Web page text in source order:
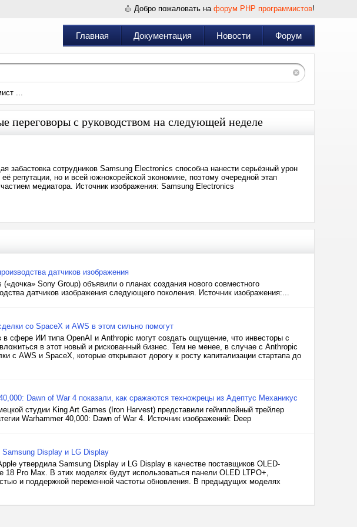
Добро пожаловать на форум PHP программистов!
Главная Документация Новости Форум
...
переговоры с руководством на следующей неделе
забастовка сотрудников Samsung Electronics способна нанести серьёзный урон
репутации, но и всей южнокорейской экономике, поэтому очередной этап
медиатора. Источник изображения: Samsung Electronics
датчиков изображения
Sony Group) объявили о планах создания нового совместного
датчиков изображения следующего поколения. Источник изображения:...
со SpaceX и AWS в этом сильно помогут
в сфере ИИ типа OpenAI и Anthropic могут создать ощущение, что инвесторы с
в этот новый и рискованный бизнес. Тем не менее, в случае с Anthropic
с AWS и SpaceX, которые открывают дорогу к росту капитализации стартапа до
Dawn of War 4 показали, как сражаются техножрецы из Адептус Механикус
студии King Art Games (Iron Harvest) представили геймплейный трейлер
Warhammer 40,000: Dawn of War 4. Источник изображений: Deep
Display и LG Display
утвердила Samsung Display и LG Display в качестве поставщиков OLED-
Pro Max. В этих моделях будут использоваться панели OLED LTPO+,
и поддержкой переменной частоты обновления. В предыдущих моделях